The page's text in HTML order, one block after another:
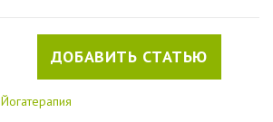
ДОБАВИТЬ СТАТЬЮ
Йогатерапия